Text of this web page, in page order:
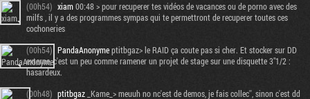
(00h54) xiam00:48 > pour recuperer tes vidéos de vacances ou de porno avec des
milfs , il y a des programmes sympas qui te permettront de recuperer toutes ces
cochoneries
(00h54) PandaAnonymeptitbgaz> le RAID ça coute pas si cher. Et stocker sur DD
externe, c'est un peu comme ramener un projet de stage sur une disquette 3"1/2 :
hasardeux.
(00h48) ptitbgaz _Kame_> meuuh no nc'est de demos, je fais collec'', sinon c'est dd